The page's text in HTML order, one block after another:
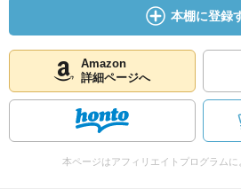
本棚に登録
Amazon
詳細ページへ
本ページはアフィリエイトプログラム